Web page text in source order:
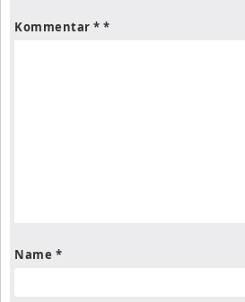
Kommentar *
Name *